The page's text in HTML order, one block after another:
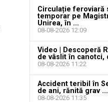
Circulație feroviară
temporar pe
Unirea, în ...
08-08-2026 12:09
Video | Descoperă
de vâslit în canotci,
08-08-2026 11:22
Accident teribil în
de ani, rănită grav ...
08-08-2026 11:35